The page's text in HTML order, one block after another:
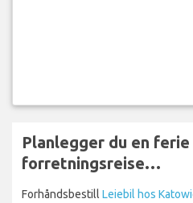
Planlegger du en
forretningsreise…
Forhåndsbestill Leiebil hos